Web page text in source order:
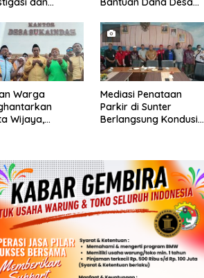
Warga
Wijaya,
Mediasi Penataan
Parkir di Sunter
Berlangsung Kondusif,